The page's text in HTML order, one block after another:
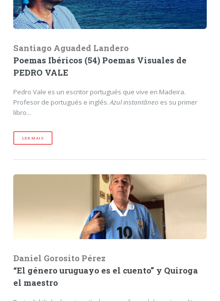
Santiago Aguaded Landero
Poemas Ibéricos (54) Poemas Visuales de
PEDRO VALE
Pedro Vale es un escritor portugués que vive en Madeira.
Profesor de portugués e inglés.Azul instantâneo es su primer
libro...
LER MAIS
Daniel Gorosito Pérez
“El género uruguayo es el cuento” y Quiroga
el maestro